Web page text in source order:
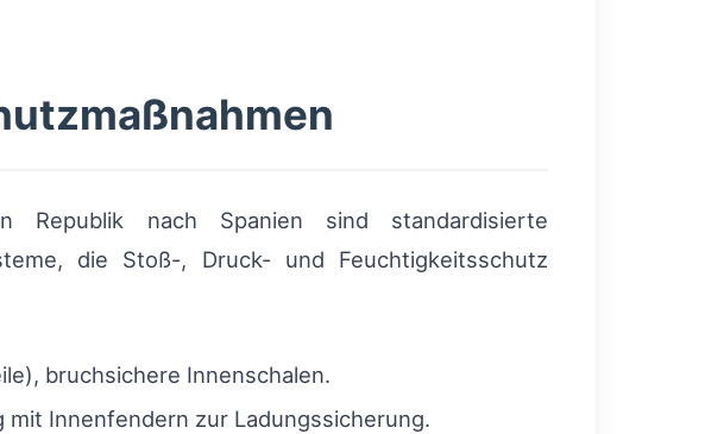
Republik nach Spanien sind standardisierte
die Stoß-, Druck- und Feuchtigkeitsschutz
bruchsichere Innenschalen.
Innenfendern zur Ladungssicherung.